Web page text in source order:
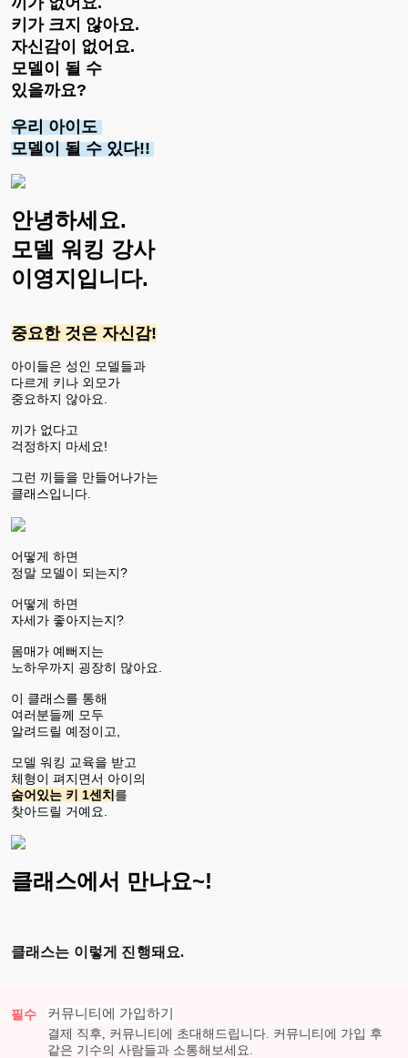
키가 크지 않아요.
자신감이 없어요.
모델이 될 수
있을까요?
우리 아이도
모델이 될 수 있다!!
안녕하세요.
모델 워킹 강사
이영지입니다.
중요한 것은 자신감!
아이들은 성인 모델들과
다르게 키나 외모가
중요하지 않아요.
끼가 없다고
걱정하지 마세요!
그런 끼들을 만들어나가는
클래스입니다.
어떻게 하면
정말 모델이 되는지?
어떻게 하면
자세가 좋아지는지?
몸매가 예뻐지는
노하우까지 굉장히 많아요.
이 클래스를 통해
여러분들께 모두
알려드릴 예정이고,
모델 워킹 교육을 받고
체형이 펴지면서 아이의
숨어있는 키 1센치 를
찾아드릴 거예요.
클래스에서 만나요~!
클래스는 이렇게 진행돼요.
필수 커뮤니티에 가입하기
결제 직후, 커뮤니티에 초대해드립니다. 커뮤니티에 가입 후
같은 기수의 사람들과 소통해보세요.